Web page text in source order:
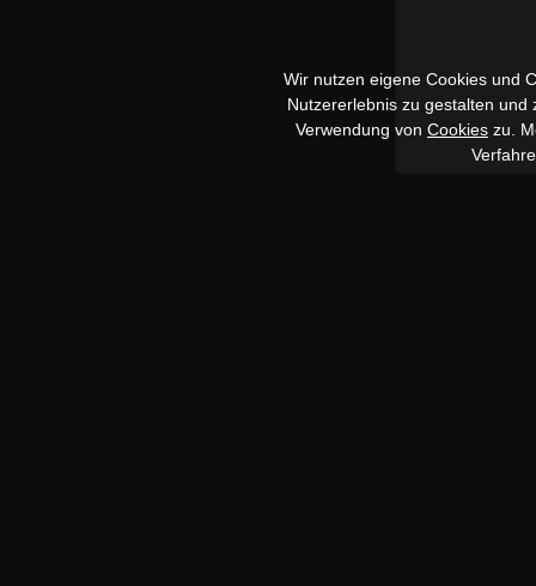
Wir nutzen eigene Cookies und
Nutzererlebnis zu gestalten
Verwendung von Cookies zu.